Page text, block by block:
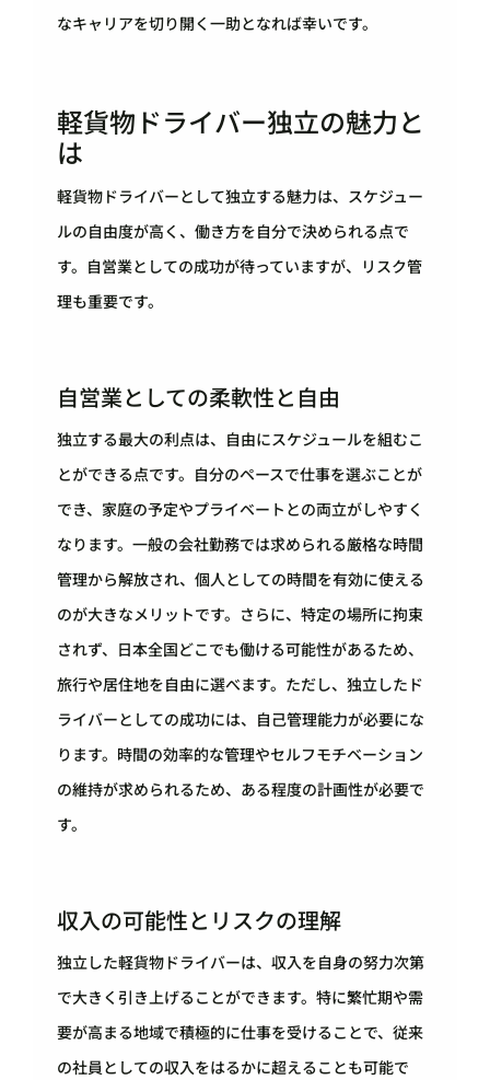
なキャリアを切り開く一助となれば幸いです。
軽貨物ドライバー独立の魅力と
は
軽貨物ドライバーとして独立する魅力は、スケジュー
ルの自由度が高く、働き方を自分で決められる点で
す。自営業としての成功が待っていますが、リスク管
理も重要です。
自営業としての柔軟性と自由
独立する最大の利点は、自由にスケジュールを組むこ
とができる点です。自分のペースで仕事を選ぶことが
でき、家庭の予定やプライベートとの両立がしやすく
なります。一般の会社勤務では求められる厳格な時間
管理から解放され、個人としての時間を有効に使える
のが大きなメリットです。さらに、特定の場所に拘束
されず、日本全国どこでも働ける可能性があるため、
旅行や居住地を自由に選べます。ただし、独立したド
ライバーとしての成功には、自己管理能力が必要にな
ります。時間の効率的な管理やセルフモチベーション
の維持が求められるため、ある程度の計画性が必要で
す。
収入の可能性とリスクの理解
独立した軽貨物ドライバーは、収入を自身の努力次第
で大きく引き上げることができます。特に繁忙期や需
要が高まる地域で積極的に仕事を受けることで、従来
の社員としての収入をはるかに超えることも可能で